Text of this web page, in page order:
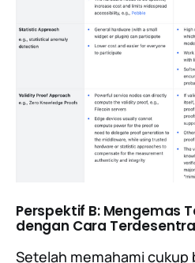
Perspektif B: Mengemas
dengan Cara
Setelah memahami cukup